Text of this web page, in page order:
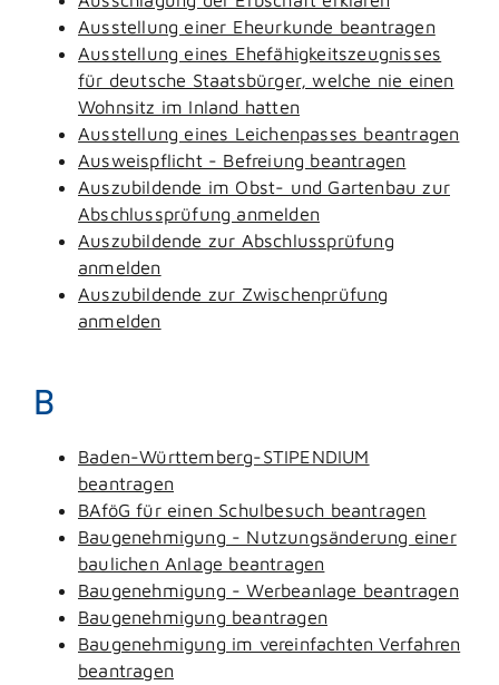
Ausstellung einer Eheurkunde beantragen
Ausstellung eines Ehefähigkeitszeugnisses
für deutsche Staatsbürger, welche nie einen
Wohnsitz im Inland hatten
Ausstellung eines Leichenpasses beantragen
Ausweispflicht - Befreiung beantragen
Auszubildende im Obst- und Gartenbau zur
Abschlussprüfung anmelden
Auszubildende zur Abschlussprüfung
anmelden
Auszubildende zur Zwischenprüfung
anmelden
B
Baden-Württemberg-STIPENDIUM
beantragen
BAföG für einen Schulbesuch beantragen
Baugenehmigung - Nutzungsänderung einer
baulichen Anlage beantragen
Baugenehmigung - Werbeanlage beantragen
Baugenehmigung beantragen
Baugenehmigung im vereinfachten Verfahren
beantragen